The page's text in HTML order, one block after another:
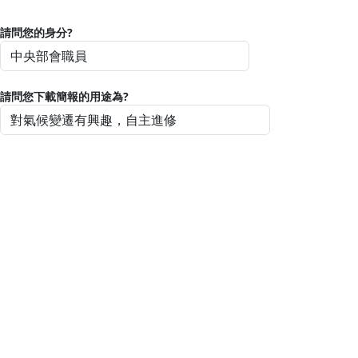
請問您的身分?
請問您下載簡報的用途為?